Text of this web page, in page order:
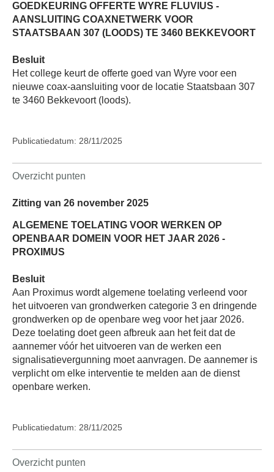
GOEDKEURING OFFERTE WYRE FLUVIUS -
AANSLUITING COAXNETWERK VOOR
STAATSBAAN 307 (LOODS) TE 3460 BEKKEVOORT
Besluit
Het college keurt de offerte goed van Wyre voor een
nieuwe coax-aansluiting voor de locatie Staatsbaan 307
te 3460 Bekkevoort (loods).
Publicatiedatum: 28/11/2025
Overzicht punten
Zitting van 26 november 2025
ALGEMENE TOELATING VOOR WERKEN OP
OPENBAAR DOMEIN VOOR HET JAAR 2026 -
PROXIMUS
Besluit
Aan Proximus wordt algemene toelating verleend voor
het uitvoeren van grondwerken categorie 3 en dringende
grondwerken op de openbare weg voor het jaar 2026.
Deze toelating doet geen afbreuk aan het feit dat de
aannemer vóór het uitvoeren van de werken een
signalisatievergunning moet aanvragen. De aannemer is
verplicht om elke interventie te melden aan de dienst
openbare werken.
Publicatiedatum: 28/11/2025
Overzicht punten